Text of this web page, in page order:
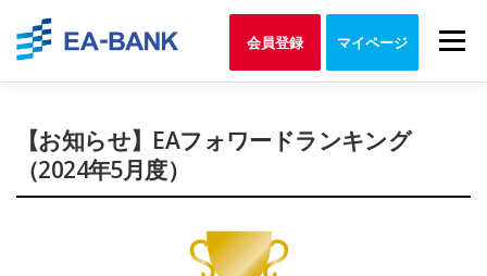
content
Menu
会員登録 マイページ
【お知らせ】EAフォワードランキング
（2024年5月度）